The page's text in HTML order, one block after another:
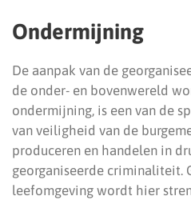
Ondermijning
De aanpak van de
de onder- en bovenwereld
ondermijning, is een van de
van veiligheid van de
produceren en handelen in
georganiseerde criminaliteit.
leefomgeving wordt hier